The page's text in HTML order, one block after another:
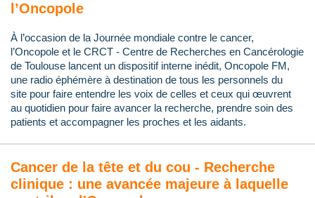
l’Oncopole
À l’occasion de la Journée mondiale contre le cancer,
l’Oncopole et le CRCT - Centre de Recherches en Cancérologie
de Toulouse lancent un dispositif interne inédit, Oncopole FM,
une radio éphémère à destination de tous les personnels du
site pour faire entendre les voix de celles et ceux qui œuvrent
au quotidien pour faire avancer la recherche, prendre soin des
patients et accompagner les proches et les aidants.
Cancer de la tête et du cou - Recherche
clinique : une avancée majeure à laquelle